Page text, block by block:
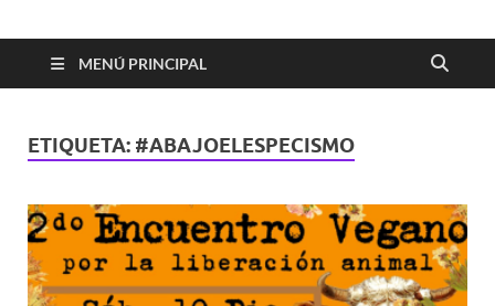
MENÚ PRINCIPAL
ETIQUETA: #ABAJOELESPECISMO